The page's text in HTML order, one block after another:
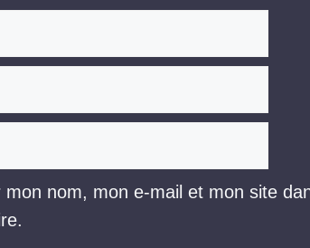
mon nom, mon e-mail et mon site